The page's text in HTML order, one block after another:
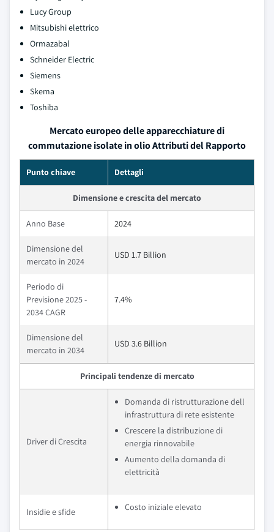
Lucy Group
Mitsubishi elettrico
Ormazabal
Schneider Electric
Siemens
Skema
Toshiba
Mercato europeo delle apparecchiature di
commutazione isolate in olio Attributi del Rapporto
Punto chiave Dettagli
Dimensione e crescita del mercato
Anno Base 2024
Dimensione del
mercato in 2024
USD 1.7 Billion
Periodo di
Previsione 2025 -
2034 CAGR
7.4%
Dimensione del
mercato in 2034
USD 3.6 Billion
Principali tendenze di mercato
Driver di Crescita
Domanda di ristrutturazione dell
infrastruttura di rete esistente
Crescere la distribuzione di
energia rinnovabile
Aumento della domanda di
elettricità
Insidie e sfide Costo iniziale elevato